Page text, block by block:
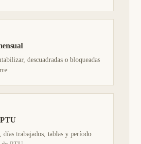
descuadradas o bloqueadas
trabajados, tablas y período